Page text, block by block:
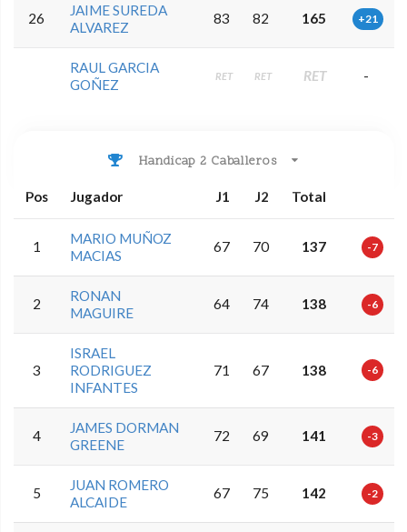
26
JAIME SUREDA
ALVAREZ
83 82 165 +21
RAUL GARCIA
GOÑEZ
RET RET RET -
Handicap 2 Caballeros
Pos Jugador J1 J2 Total
1
MARIO MUÑOZ
MACIAS
67 70 137 -7
2
RONAN
MAGUIRE
64 74 138 -6
3
ISRAEL
RODRIGUEZ
INFANTES
71 67 138 -6
4
JAMES DORMAN
GREENE
72 69 141 -3
5
JUAN ROMERO
ALCAIDE
67 75 142 -2